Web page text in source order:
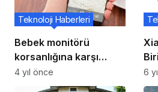
Bebek monitörü
korsanlığına karşı
ailenizi güvende
tutmanın yolları
Teknoloji Haberleri
4 yıl önce 6